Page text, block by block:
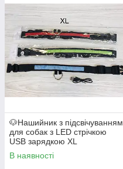
🐶Нашийник з підсвічуванням
для собак з LED стрічкою
USB зарядкою XL
В наявності